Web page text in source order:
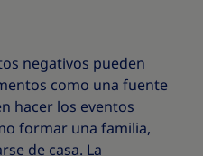
negativos pueden
como una fuente
hacer los eventos
formar una familia,
de casa. La